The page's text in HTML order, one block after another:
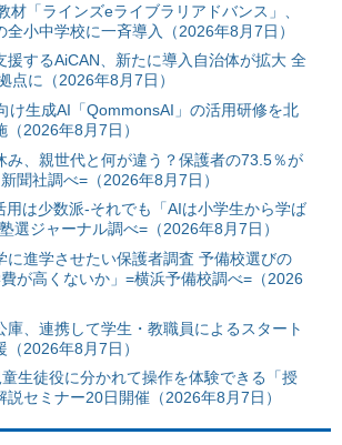
材「ラインズeライブラリアドバンス」、
全小中学校に一斉導入（2026年8月7日）
援するAiCAN、新たに導入自治体が拡大 全
点に（2026年8月7日）
け生成AI「QommonsAI」の活用研修を北
2026年8月7日）
み、親世代と何が違う？保護者の73.5％が
聞社調べ=（2026年8月7日）
用は少数派-それでも「AIは小学生から学ば
選ジャーナル調べ=（2026年8月7日）
に進学させたい保護者調査 予備校選びの
が高くないか」=横浜予備校調べ=（2026
庫、連携して学生・教職員によるスタート
2026年8月7日）
生徒役に分かれて操作を体験できる「授
セミナー20日開催（2026年8月7日）